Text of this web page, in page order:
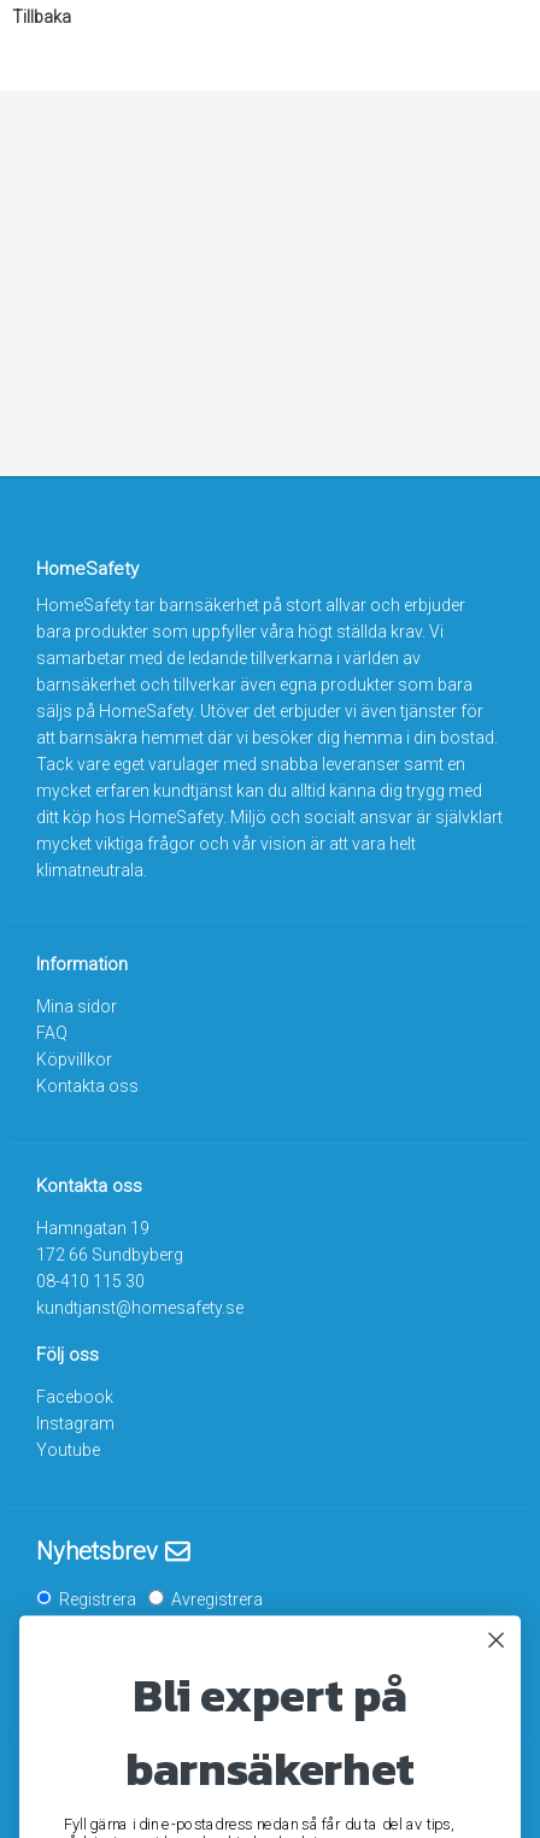
Tillbaka
HomeSafety
HomeSafety tar barnsäkerhet på stort allvar och erbjuder
bara produkter som uppfyller våra högt ställda krav. Vi
samarbetar med de ledande tillverkarna i världen av
barnsäkerhet och tillverkar även egna produkter som bara
säljs på HomeSafety. Utöver det erbjuder vi även tjänster för
att barnsäkra hemmet där vi besöker dig hemma i din bostad.
Tack vare eget varulager med snabba leveranser samt en
mycket erfaren kundtjänst kan du alltid känna dig trygg med
ditt köp hos HomeSafety. Miljö och socialt ansvar är självklart
mycket viktiga frågor och vår vision är att vara helt
klimatneutrala.
Information
Mina sidor
FAQ
Köpvillkor
Kontakta oss
Kontakta oss
Hamngatan 19
172 66 Sundbyberg
08-410 115 30
kundtjanst@homesafety.se
Följ oss
Facebook
Instagram
Youtube
Nyhetsbrev
Registrera Avregistrera
OK
Bli expert på
barnsäkerhet
Fyll gärna i din e-postadress nedan så får du ta del av tips,